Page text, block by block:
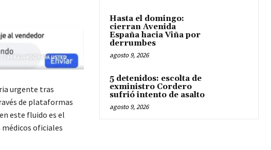
urgente tras
de plataformas
este fluido es el
oficiales
Hasta el domingo:
cierran Avenida
España hacia Viña por
derrumbes
agosto 9, 2026
5 detenidos: escolta de
exministro Cordero
sufrió intento de asalto
agosto 9, 2026